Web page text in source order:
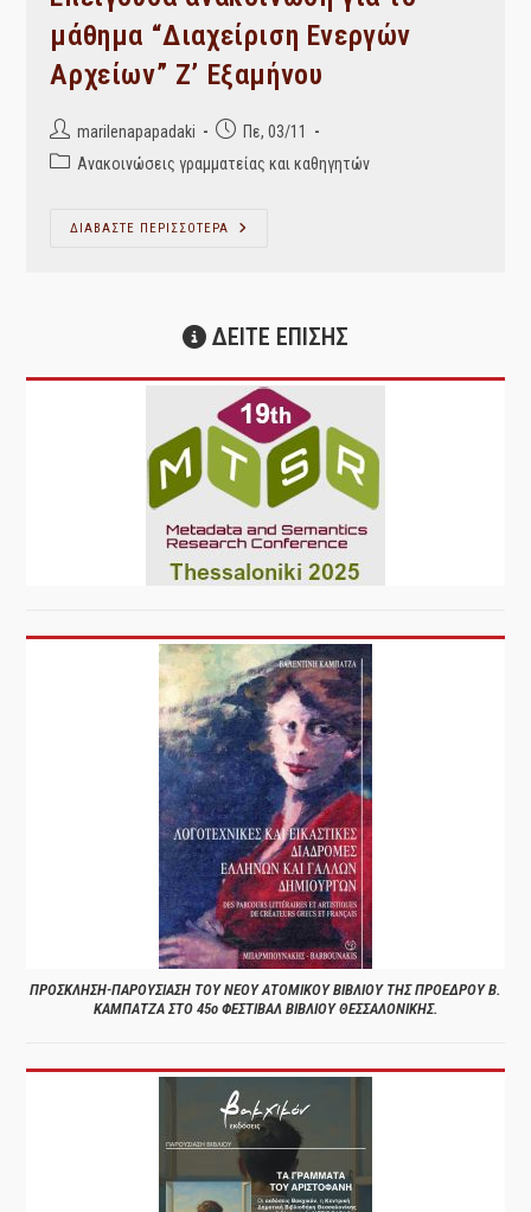
Ενεργών
Και
Ημιενεργών
Αρχείων
Στην
Ομιλήτρια:
Αναστασία
μάθημα “Διαχείριση Ενεργών
Αρχείων” Ζ’ Εξαμήνου
Post
author:
marilenapapadaki
Post
published:
Πε, 03/11
PostΑνακοινώσεις γραμματείας και καθηγητών
ΔΙΑΒΑΣΤΕ ΠΕΡΙΣΣΟΤΕΡΑ
Επείγουσα
Ενεργών
Αρχείων”
Εξαμήνου
ΔΕΙΤΕ ΕΠΙΣΗΣ
ΠΡΟΣΚΛΗΣΗ-ΠΑΡΟΥΣΙΑΣΗ ΤΟΥ ΝΕΟΥ ΑΤΟΜΙΚΟΥ ΒΙΒΛΙΟΥ ΤΗΣ ΠΡΟΕΔΡΟΥ Β.
ΚΑΜΠΑΤΖΑ ΣΤΟ 45ο ΦΕΣΤΙΒΑΛ ΒΙΒΛΙΟΥ ΘΕΣΣΑΛΟΝΙΚΗΣ.